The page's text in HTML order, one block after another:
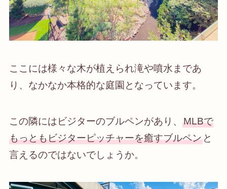
ここには様々な木が植えられ滝や噴水まであ
り、なかなか本格的な庭園となっています。
この隣にはビジターのブルペンがあり、 MLBで
もっともビジターピッチャーを癒すブルペンと
言えるのではないでしょうか。